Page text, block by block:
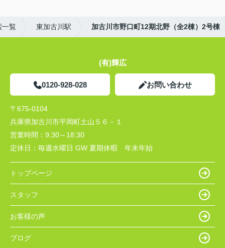
一覧 東加古川駅 加古川市野口町12期北野（全2棟）2号棟
(有)輝広
0120-928-028 お問い合わせ
〒675-0104
兵庫県加古川市平岡町土山５６－１
営業時間： 9:30～18:30
定休日： 毎週水曜日 GW 夏期休暇 年末年始
トップページ
スタッフ
お客様の声
ブログ